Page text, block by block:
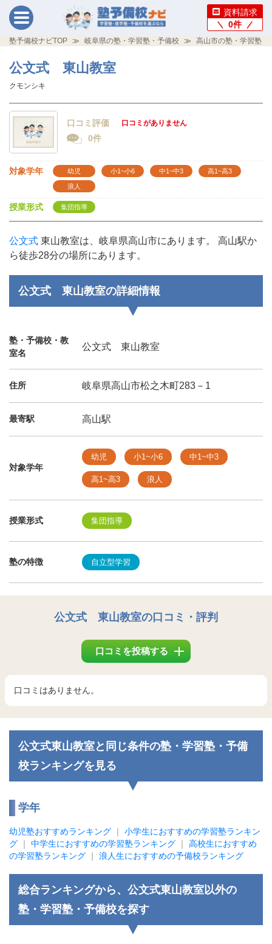
資料請求
0件
塾予備校ナビTOP 岐阜県の塾・学習塾・予備校 高山市の塾・学習塾・
公文式 東山教室
クモンシキ
口コミ評価 口コミがありません
0件
対象学年 幼児 小1~小6 中1~中3 高1~高3
浪人
授業形式 集団指導
公文式 東山教室は、岐阜県高山市にあります。 高山駅か
ら徒歩28分の場所にあります。
公文式 東山教室の詳細情報
塾・予備校・教
室名
公文式 東山教室
住所 岐阜県高山市松之木町283－1
最寄駅 高山駅
対象学年
幼児 小1~小6 中1~中3
高1~高3 浪人
授業形式 集団指導
塾の特徴 自立型学習
公文式 東山教室の口コミ・評判
口コミを投稿する
口コミはありません。
公文式東山教室と同じ条件の塾・学習塾・予備
校ランキングを見る
学年
幼児塾おすすめランキング ｜ 小学生におすすめの学習塾ランキン
グ ｜ 中学生におすすめの学習塾ランキング ｜ 高校生におすすめ
の学習塾ランキング ｜ 浪人生におすすめの予備校ランキング
総合ランキングから、公文式東山教室以外の
塾・学習塾・予備校を探す